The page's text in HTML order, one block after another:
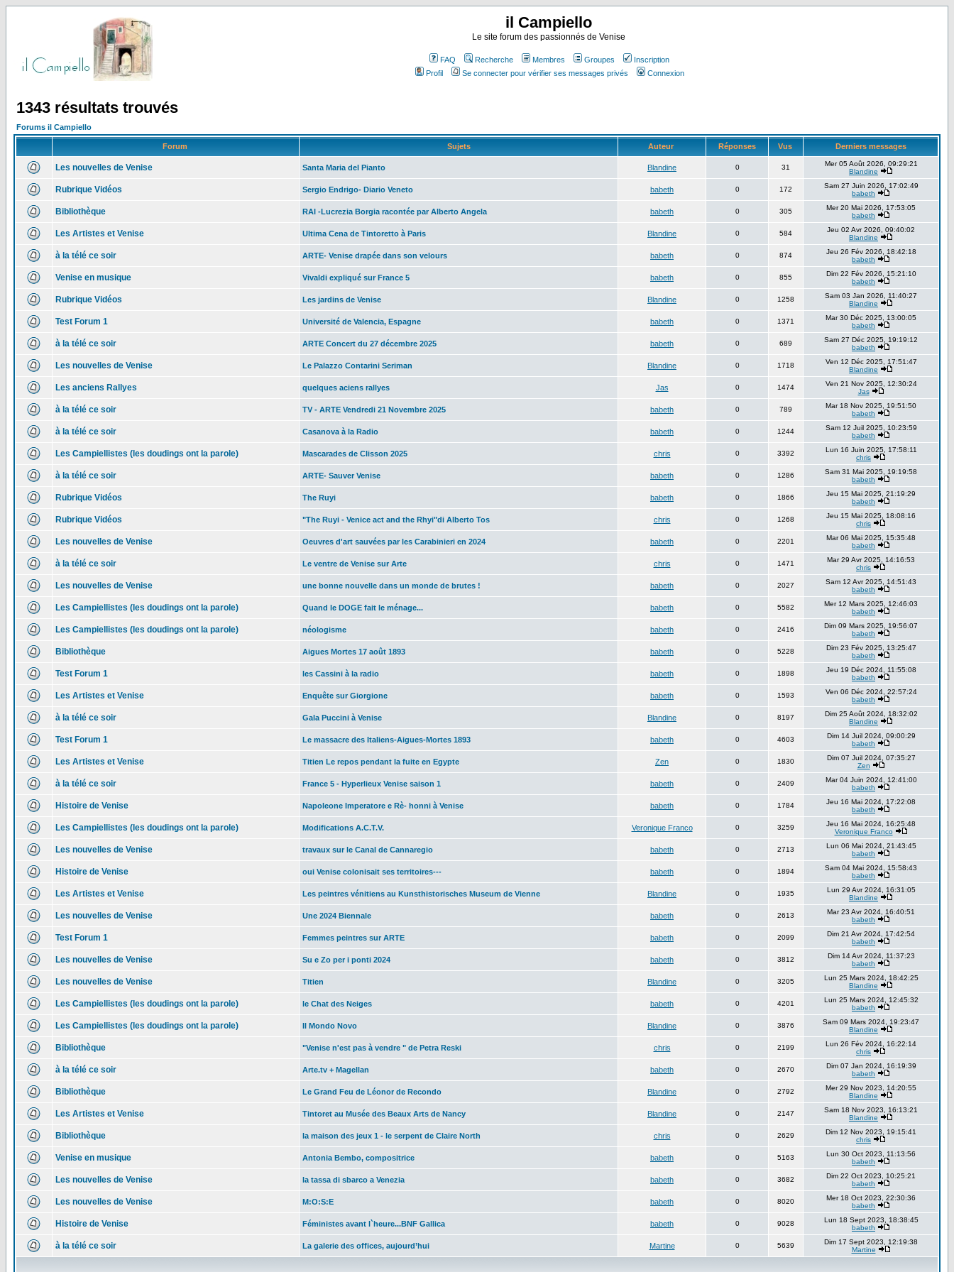
il Campiello
Le site forum des passionnés de Venise
FAQ Recherche Membres Groupes
Inscription
Profil
Se connecter pour vérifier ses messages privés Connexion
1343 résultats trouvés
Forums il Campiello
Forum Sujets Auteur Réponses Vus Derniers messages
Les nouvelles de Venise Santa Maria del Pianto Blandine 0 31
Mer 05 Août 2026, 09:29:21
Blandine
Rubrique Vidéos Sergio Endrigo- Diario Veneto babeth 0 172
Sam 27 Juin 2026, 17:02:49
babeth
Bibliothèque RAI -Lucrezia Borgia racontée par Alberto Angela babeth 0 305
Mer 20 Mai 2026, 17:53:05
babeth
Les Artistes et Venise Ultima Cena de Tintoretto à Paris Blandine 0 584
Jeu 02 Avr 2026, 09:40:02
Blandine
à la télé ce soir ARTE- Venise drapée dans son velours babeth 0 874
Jeu 26 Fév 2026, 18:42:18
babeth
Venise en musique Vivaldi expliqué sur France 5 babeth 0 855
Dim 22 Fév 2026, 15:21:10
babeth
Rubrique Vidéos Les jardins de Venise Blandine 0 1258
Sam 03 Jan 2026, 11:40:27
Blandine
Test Forum 1 Université de Valencia, Espagne babeth 0 1371
Mar 30 Déc 2025, 13:00:05
babeth
à la télé ce soir ARTE Concert du 27 décembre 2025 babeth 0 689
Sam 27 Déc 2025, 19:19:12
babeth
Les nouvelles de Venise Le Palazzo Contarini Seriman Blandine 0 1718
Ven 12 Déc 2025, 17:51:47
Blandine
Les anciens Rallyes quelques aciens rallyes Jas 0 1474
Ven 21 Nov 2025, 12:30:24
Jas
à la télé ce soir TV - ARTE Vendredi 21 Novembre 2025 babeth 0 789
Mar 18 Nov 2025, 19:51:50
babeth
à la télé ce soir Casanova à la Radio babeth 0 1244
Sam 12 Juil 2025, 10:23:59
babeth
Les Campiellistes (les doudings ont la parole) Mascarades de Clisson 2025 chris 0 3392
Lun 16 Juin 2025, 17:58:11
chris
à la télé ce soir ARTE- Sauver Venise babeth 0 1286
Sam 31 Mai 2025, 19:19:58
babeth
Rubrique Vidéos The Ruyi babeth 0 1866
Jeu 15 Mai 2025, 21:19:29
babeth
Rubrique Vidéos "The Ruyi - Venice act and the Rhyi"di Alberto Tos chris 0 1268
Jeu 15 Mai 2025, 18:08:16
chris
Les nouvelles de Venise Oeuvres d'art sauvées par les Carabinieri en 2024 babeth 0 2201
Mar 06 Mai 2025, 15:35:48
babeth
à la télé ce soir Le ventre de Venise sur Arte chris 0 1471
Mar 29 Avr 2025, 14:16:53
chris
Les nouvelles de Venise une bonne nouvelle dans un monde de brutes ! babeth 0 2027
Sam 12 Avr 2025, 14:51:43
babeth
Les Campiellistes (les doudings ont la parole) Quand le DOGE fait le ménage... babeth 0 5582
Mer 12 Mars 2025, 12:46:03
babeth
Les Campiellistes (les doudings ont la parole) néologisme babeth 0 2416
Dim 09 Mars 2025, 19:56:07
babeth
Bibliothèque Aigues Mortes 17 août 1893 babeth 0 5228
Dim 23 Fév 2025, 13:25:47
babeth
Test Forum 1 les Cassini à la radio babeth 0 1898
Jeu 19 Déc 2024, 11:55:08
babeth
Les Artistes et Venise Enquête sur Giorgione babeth 0 1593
Ven 06 Déc 2024, 22:57:24
babeth
à la télé ce soir Gala Puccini à Venise Blandine 0 8197
Dim 25 Août 2024, 18:32:02
Blandine
Test Forum 1 Le massacre des Italiens-Aigues-Mortes 1893 babeth 0 4603
Dim 14 Juil 2024, 09:00:29
babeth
Les Artistes et Venise Titien Le repos pendant la fuite en Egypte Zen 0 1830
Dim 07 Juil 2024, 07:35:27
Zen
à la télé ce soir France 5 - Hyperlieux Venise saison 1 babeth 0 2409
Mar 04 Juin 2024, 12:41:00
babeth
Histoire de Venise Napoleone Imperatore e Rè- honni à Venise babeth 0 1784
Jeu 16 Mai 2024, 17:22:08
babeth
Les Campiellistes (les doudings ont la parole) Modifications A.C.T.V. Veronique Franco 0 3259
Jeu 16 Mai 2024, 16:25:48
Veronique Franco
Les nouvelles de Venise travaux sur le Canal de Cannaregio babeth 0 2713
Lun 06 Mai 2024, 21:43:45
babeth
Histoire de Venise oui Venise colonisait ses territoires--- babeth 0 1894
Sam 04 Mai 2024, 15:58:43
babeth
Les Artistes et Venise Les peintres vénitiens au Kunsthistorisches Museum de Vienne Blandine 0 1935
Lun 29 Avr 2024, 16:31:05
Blandine
Les nouvelles de Venise Une 2024 Biennale babeth 0 2613
Mar 23 Avr 2024, 16:40:51
babeth
Test Forum 1 Femmes peintres sur ARTE babeth 0 2099
Dim 21 Avr 2024, 17:42:54
babeth
Les nouvelles de Venise Su e Zo per i ponti 2024 babeth 0 3812
Dim 14 Avr 2024, 11:37:23
babeth
Les nouvelles de Venise Titien Blandine 0 3205
Lun 25 Mars 2024, 18:42:25
Blandine
Les Campiellistes (les doudings ont la parole) le Chat des Neiges babeth 0 4201
Lun 25 Mars 2024, 12:45:32
babeth
Les Campiellistes (les doudings ont la parole) Il Mondo Novo Blandine 0 3876
Sam 09 Mars 2024, 19:23:47
Blandine
Bibliothèque "Venise n'est pas à vendre " de Petra Reski chris 0 2199
Lun 26 Fév 2024, 16:22:14
chris
à la télé ce soir Arte.tv + Magellan babeth 0 2670
Dim 07 Jan 2024, 16:19:39
babeth
Bibliothèque Le Grand Feu de Léonor de Recondo Blandine 0 2792
Mer 29 Nov 2023, 14:20:55
Blandine
Les Artistes et Venise Tintoret au Musée des Beaux Arts de Nancy Blandine 0 2147
Sam 18 Nov 2023, 16:13:21
Blandine
Bibliothèque la maison des jeux 1 - le serpent de Claire North chris 0 2629
Dim 12 Nov 2023, 19:15:41
chris
Venise en musique Antonia Bembo, compositrice babeth 0 5163
Lun 30 Oct 2023, 11:13:56
babeth
Les nouvelles de Venise la tassa di sbarco a Venezia babeth 0 3682
Dim 22 Oct 2023, 10:25:21
babeth
Les nouvelles de Venise M:O:S:E babeth 0 8020
Mer 18 Oct 2023, 22:30:36
babeth
Histoire de Venise Féministes avant l`heure...BNF Gallica babeth 0 9028
Lun 18 Sept 2023, 18:38:45
babeth
à la télé ce soir La galerie des offices, aujourd’hui Martine 0 5639
Dim 17 Sept 2023, 12:19:38
Martine